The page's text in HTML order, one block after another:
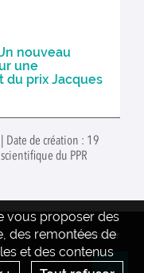
nouveau
une
du prix Jacques
Date de création : 19
du PPR
vous proposer des
des remontées de
et des contenus
www.inrae.fr